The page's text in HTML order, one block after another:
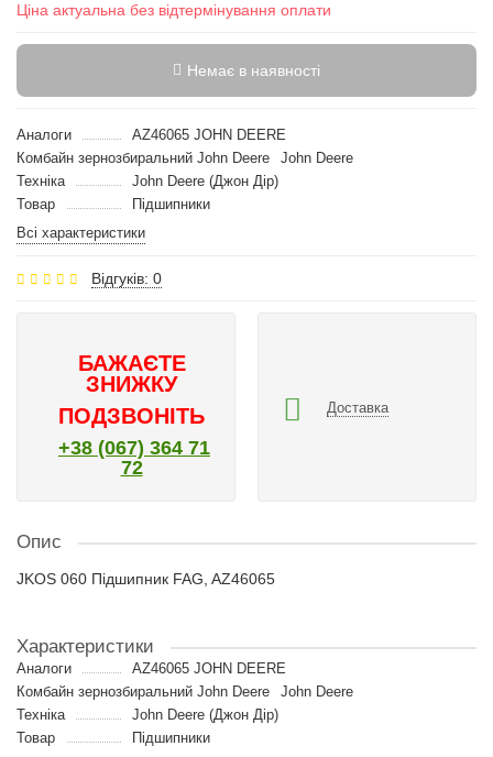
Ціна актуальна без відтермінування оплати
Немає в наявності
Аналоги
AZ46065 JOHN DEERE
Комбайн зернозбиральний John Deere
John Deere
Техніка
John Deere (Джон Дір)
Товар
Підшипники
Всі характеристики
Відгуків: 0
БАЖАЄТЕ
ЗНИЖКУ
ПОДЗВОНІТЬ
+38 (067) 364 71
72
Доставка
Опис
JKOS 060 Підшипник FAG, AZ46065
Характеристики
Аналоги
AZ46065 JOHN DEERE
Комбайн зернозбиральний John Deere
John Deere
Техніка
John Deere (Джон Дір)
Товар
Підшипники